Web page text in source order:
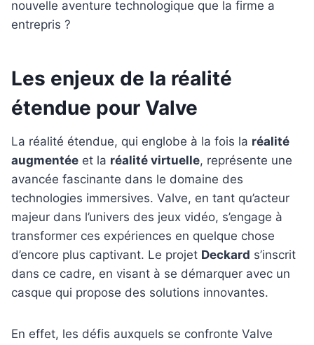
nouvelle aventure technologique que la firme a
entrepris ?
Les enjeux de la réalité
étendue pour Valve
La réalité étendue, qui englobe à la fois la réalité
augmentée et la réalité virtuelle, représente une
avancée fascinante dans le domaine des
technologies immersives. Valve, en tant qu’acteur
majeur dans l’univers des jeux vidéo, s’engage à
transformer ces expériences en quelque chose
d’encore plus captivant. Le projet Deckard s’inscrit
dans ce cadre, en visant à se démarquer avec un
casque qui propose des solutions innovantes.
En effet, les défis auxquels se confronte Valve